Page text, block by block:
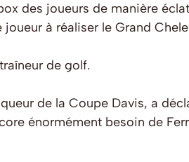
des joueurs de manière
à réaliser le Grand
de golf.
de la Coupe Davis, a
énormément besoin de